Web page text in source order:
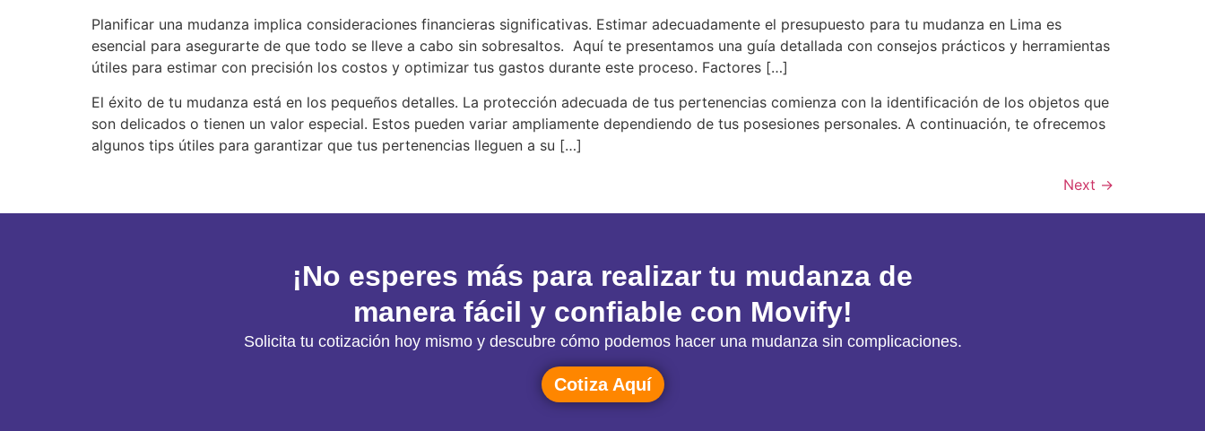
Planificar una mudanza implica consideraciones financieras significativas. Estimar adecuadamente el presupuesto para tu mudanza en Lima es
esencial para asegurarte de que todo se lleve a cabo sin sobresaltos. Aquí te presentamos una guía detallada con consejos prácticos y herramientas
útiles para estimar con precisión los costos y optimizar tus gastos durante este proceso. Factores […]
El éxito de tu mudanza está en los pequeños detalles. La protección adecuada de tus pertenencias comienza con la identificación de los objetos que
son delicados o tienen un valor especial. Estos pueden variar ampliamente dependiendo de tus posesiones personales. A continuación, te ofrecemos
algunos tips útiles para garantizar que tus pertenencias lleguen a su […]
Next →
¡No esperes más para realizar tu mudanza de
manera fácil y confiable con Movify!
Solicita tu cotización hoy mismo y descubre cómo podemos hacer una mudanza sin complicaciones.
Cotiza Aquí